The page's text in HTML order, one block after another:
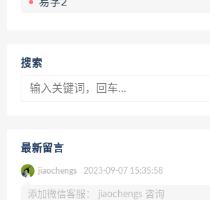
搜索
最新留言
jiaochengs 2023-09-07 15:35:58
添加微信客服： jiaochengs 咨询